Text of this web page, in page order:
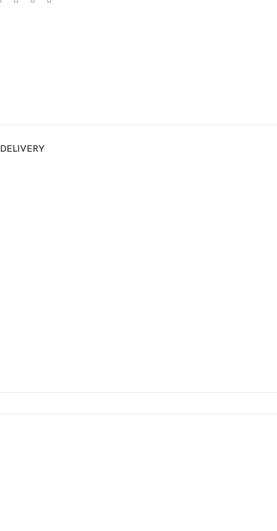
DELIVERY